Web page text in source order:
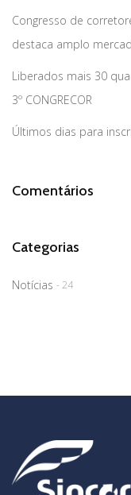
Congresso de
destaca amplo
Liberados mais 30
3º CONGRECOR
Últimos dias para
Comentários
Categorias
Notícias - 24